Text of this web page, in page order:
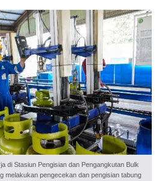
di Stasiun Pengisian dan Pengangkutan Bulk
melakukan pengecekan dan pengisian tabung